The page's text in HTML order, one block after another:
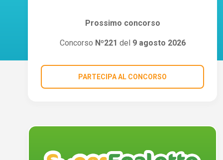
Prossimo concorso
Concorso Nº221 del 9 agosto 2026
PARTECIPA AL CONCORSO